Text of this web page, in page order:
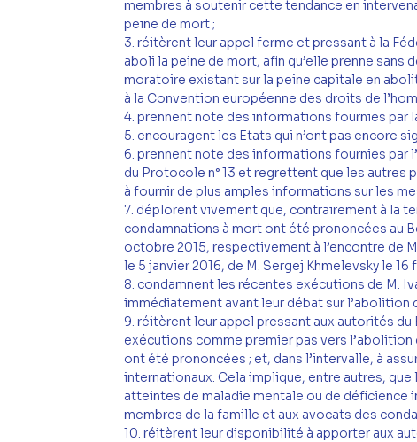
membres à soutenir cette tendance en
peine de mort ;
3. réitèrent leur appel ferme et pressant à la
aboli la peine de mort, afin qu’elle prenne
moratoire existant sur la peine capitale en
à la Convention européenne des droits de
4. prennent note des informations fournies par
5. encouragent les Etats qui n’ont pas encore
6. prennent note des informations fournies par
du Protocole n° 13 et regrettent que les autres
à fournir de plus amples informations sur les
7. déplorent vivement que, contrairement à la
condamnations à mort ont été prononcées au
octobre 2015, respectivement à l’encontre de
le 5 janvier 2016, de M. Sergej Khmelevsky le 16
8. condamnent les récentes exécutions de M.
immédiatement avant leur débat sur l’abolition
9. réitèrent leur appel pressant aux autorités
exécutions comme premier pas vers
ont été prononcées ; et, dans l’intervalle, à
internationaux. Cela implique, entre autres,
atteintes de maladie mentale ou de déficience
membres de la famille et aux avocats des
10. réitèrent leur disponibilité à apporter aux